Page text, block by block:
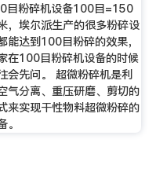
目粉碎机设备100目=150
，埃尔派生产的很多粉碎设
能达到100目粉碎的效果，
在100目粉碎机设备的时候
会先问。 超微粉碎机是利
气分离、重压研磨、剪切的
来实现干性物料超微粉碎的
。